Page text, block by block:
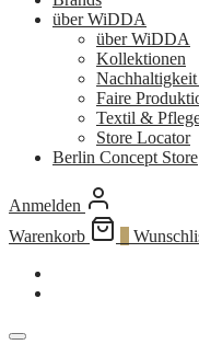
über WiDDA
über WiDDA
Kollektionen
Faire
Textil &
Store Locator
Berlin Concept Store
Anmelden
Warenkorb